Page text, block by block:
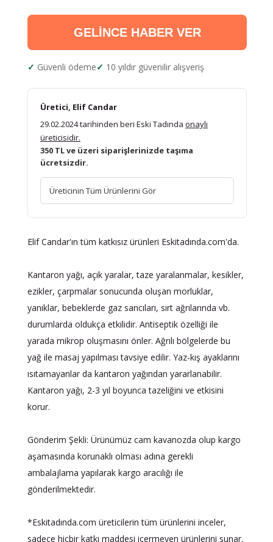
GELİNCE HABER VER
Güvenli ödeme 10 yıldır güvenilir alışveriş
Üretici, Elif Candar
29.02.2024 tarihinden beri Eski Tadında onaylı
üreticisidir.
350 TL ve üzeri siparişlerinizde taşıma
ücretsizdir.
Üreticinin Tüm Ürünlerini Gör
Elif Candar'ın tüm katkısız ürünleri Eskitadında.com'da.
Kantaron yağı, açık yaralar, taze yaralanmalar, kesikler,
ezikler, çarpmalar sonucunda oluşan morluklar,
yanıklar, bebeklerde gaz sancıları, sırt ağrılarında vb.
durumlarda oldukça etkilidir. Antiseptik özelliği ile
yarada mikrop oluşmasını önler. Ağrılı bölgelerde bu
yağ ile masaj yapılması tavsiye edilir. Yaz-kış ayaklarını
ısıtamayanlar da kantaron yağından yararlanabilir.
Kantaron yağı, 2-3 yıl boyunca tazeliğini ve etkisini
korur.
Gönderim Şekli: Ürünümüz cam kavanozda olup kargo
aşamasında korunaklı olması adına gerekli
ambalajlama yapılarak kargo aracılığı ile
gönderilmektedir.
*Eskitadında.com üreticilerin tüm ürünlerini inceler,
sadece hiçbir katkı maddesi içermeyen ürünlerini sunar.